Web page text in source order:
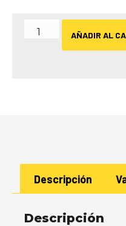
AÑADIR AL
Descripción
Descripción